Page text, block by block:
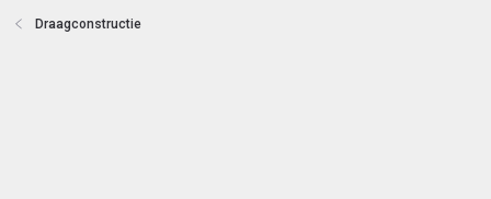
Draagconstructie